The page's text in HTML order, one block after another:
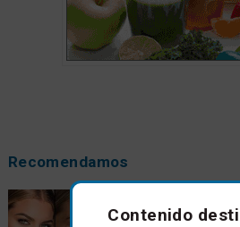
Recomendamos
Contenido